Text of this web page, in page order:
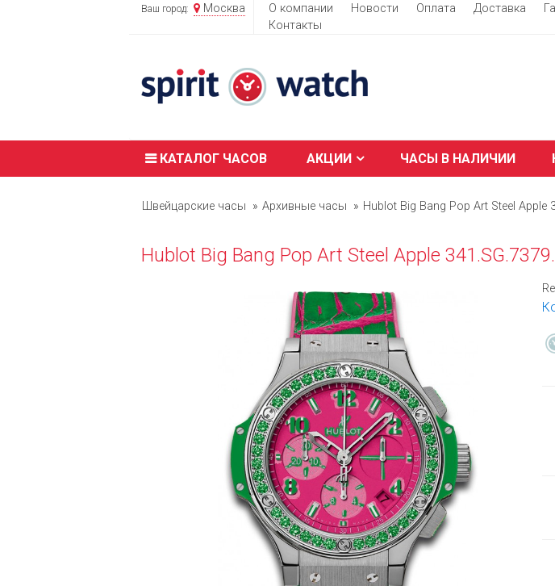
Ваш город: Москва О компании Новости Оплата Доставка
Контакты
КАТАЛОГ ЧАСОВ АКЦИИ ЧАСЫ В НАЛИЧИИ
Швейцарские часы Архивные часы Hublot Big Bang Pop Art Steel Apple
Hublot Big Bang Pop Art Steel Apple